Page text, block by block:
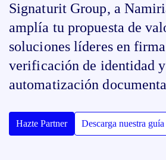
Signaturit Group, a
amplía tu propuesta de
soluciones líderes en
verificación de identidad y
automatización
Hazte Partner Descarga nuestra